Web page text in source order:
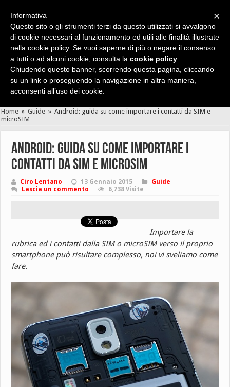
Cerca velocemente news, recensioni, guide, app, giochi ...
Home » Guide » Android: guida su come importare i contatti da SIM e
microSIM
Android: guida su come importare i
contatti da SIM e microSIM
Ciro Lentano 13 Gennaio 2015
Guide
Lascia un commento
6,738 Visite
Importare la
rubrica ed i contatti dalla SIM o microSIM verso il proprio
smartphone può risultare complesso, noi vi sveliamo come
fare.
×
Informativa
Questo sito o gli strumenti terzi da questo utilizzati si avvalgono
di cookie necessari al funzionamento ed utili alle finalità illustrate
nella cookie policy. Se vuoi saperne di più o negare il consenso
a tutti o ad alcuni cookie, consulta la cookie policy
Chiudendo questo banner, scorrendo questa pagina, cliccando
su un link o proseguendo la navigazione in altra maniera,
acconsenti all’uso dei cookie.